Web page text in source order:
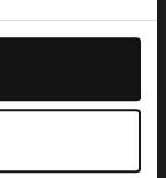
Marke
wir
Spray.